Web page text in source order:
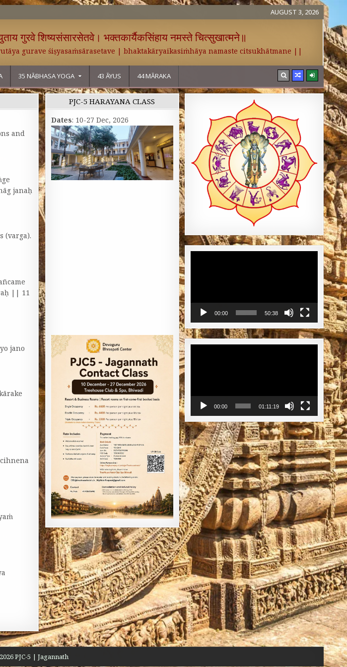
AUGUST 3, 2026
गुरवे शिष्यसंसारसेतवे। भक्तकार्यैकसिंहाय नमस्ते चित्सुखात्मने॥
gurave śiṣyasaṁsārasetave | bhaktakāryaikasiṁhāya namaste citsukhātmane ||
35 NĀBHASA YOGA 43 ĀYUS 44 MĀRAKA
and
janaḥ
(varga).
|| 11
jano
kārake
PJC-5 HARAYANA CLASS
Dates: 10-27 Dec, 2026
00:00 50:38
00:00 01:11:19
PJC-5 | Jagannath